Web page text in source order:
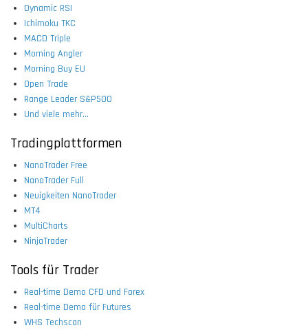
Dynamic RSI
Ichimoku TKC
MACD Triple
Morning Angler
Morning Buy EU
Open Trade
Range Leader S&P500
Und viele mehr...
Tradingplattformen
NanoTrader Free
NanoTrader Full
Neuigkeiten NanoTrader
MT4
MultiCharts
NinjaTrader
Tools für Trader
Real-time Demo CFD und Forex
Real-time Demo für Futures
WHS Techscan